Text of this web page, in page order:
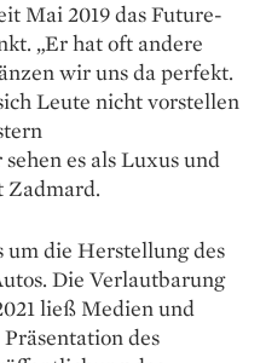
Mai 2019 das ­Future-
„Er hat oft andere
wir uns da perfekt.
Leute nicht vorstellen
es als ­Luxus und
Zadmard.
um die Herstellung des
Die Verlaut­barung
ließ Medien und
des